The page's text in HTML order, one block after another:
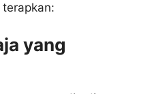
yang